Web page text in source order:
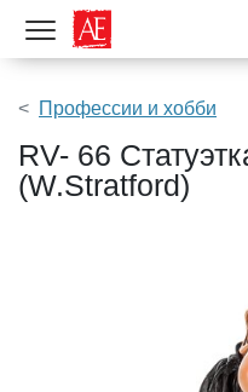
Показать меню
Профессии и хобби
RV- 66
(W.Stratford)